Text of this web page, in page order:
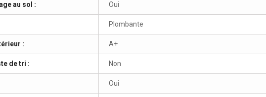
au sol : Oui
Plombante
: A+
de tri : Non
Oui